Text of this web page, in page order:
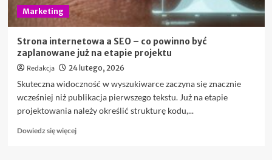
Marketing
Strona internetowa a SEO – co powinno być
zaplanowane już na etapie projektu
Redakcja 24 lutego, 2026
Skuteczna widoczność w wyszukiwarce zaczyna się znacznie
wcześniej niż publikacja pierwszego tekstu. Już na etapie
projektowania należy określić strukturę kodu,...
Dowiedz się więcejDowiedz